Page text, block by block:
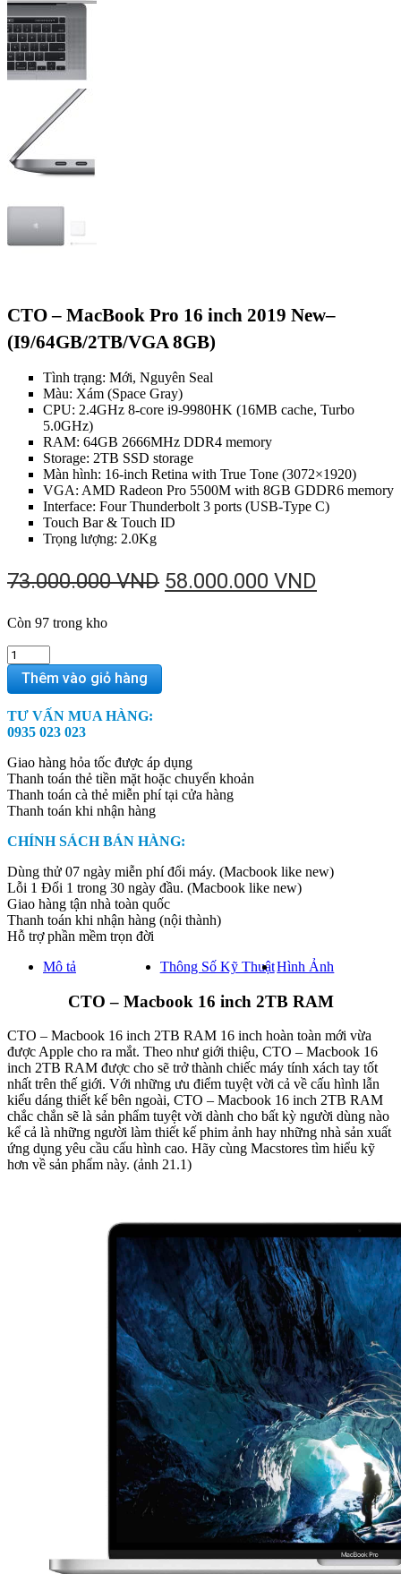
CTO – MacBook Pro 16 inch 2019 New–
(I9/64GB/2TB/VGA 8GB)
Tình trạng: Mới, Nguyên Seal
Màu: Xám (Space Gray)
CPU: 2.4GHz 8-core i9-9980HK (16MB cache, Turbo
5.0GHz)
RAM: 64GB 2666MHz DDR4 memory
Storage: 2TB SSD storage
Màn hình: 16-inch Retina with True Tone (3072×1920)
VGA: AMD Radeon Pro 5500M with 8GB GDDR6 memory
Interface: Four Thunderbolt 3 ports (USB-Type C)
Touch Bar & Touch ID
Trọng lượng: 2.0Kg
73.000.000VND Giá
58.000.000 VND
Còn 97 trong kho
CTO
–
MacBook
16
inch
New–
(I9/64GB/2TB/VGA
8GB)
quantity
Thêm vào giỏ hàng
TƯ VẤN MUA HÀNG:
0935 023 023
Giao hàng hỏa tốc được áp dụng
Thanh toán thẻ tiền mặt hoặc chuyển khoản
Thanh toán cà thẻ miễn phí tại cửa hàng
Thanh toán khi nhận hàng
CHÍNH SÁCH BÁN HÀNG:
Dùng thử 07 ngày miễn phí đổi máy. (Macbook like new)
Lỗi 1 Đổi 1 trong 30 ngày đầu. (Macbook like new)
Giao hàng tận nhà toàn quốc
Thanh toán khi nhận hàng (nội thành)
Hỗ trợ phần mềm trọn đời
Mô tả
Thông Số Kỹ ThuậtHình Ảnh
CTO – Macbook 16 inch 2TB RAM
CTO – Macbook 16 inch 2TB RAM 16 inch hoàn toàn mới vừa
được Apple cho ra mắt. Theo như giới thiệu, CTO – Macbook 16
inch 2TB RAM được cho sẽ trở thành chiếc máy tính xách tay tốt
nhất trên thế giới. Với những ưu điểm tuyệt vời cả về cấu hình lẫn
kiểu dáng thiết kế bên ngoài, CTO – Macbook 16 inch 2TB RAM
chắc chắn sẽ là sản phẩm tuyệt vời dành cho bất kỳ người dùng nào
kể cả là những người làm thiết kế phim ảnh hay những nhà sản xuất
ứng dụng yêu cầu cấu hình cao. Hãy cùng Macstores tìm hiểu kỹ
hơn về sản phẩm này. (ảnh 21.1)